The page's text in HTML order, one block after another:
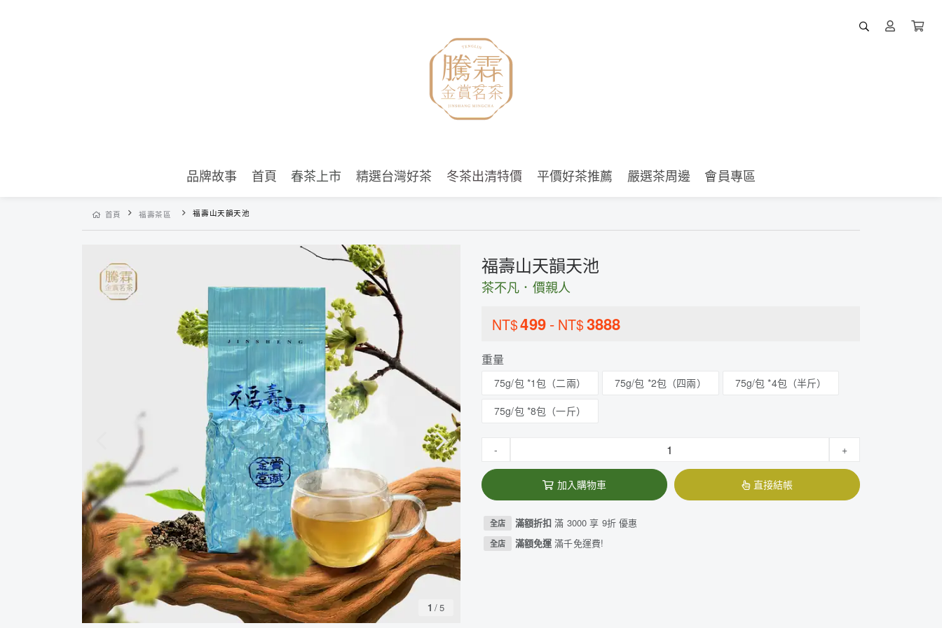
品牌故事 首頁 春茶上市 精選台灣好茶 冬茶出清特價 平價好茶推薦 嚴選茶周邊 會員專區
首頁 福壽茶區 福壽山天韻天池
1 /5
福壽山天韻天池
茶不凡．價親人
NT$499- NT$3888
重量
75g/包 *1包（二兩） 75g/包 *2包（四兩）
75g/包 *4包（半斤）
75g/包 *8包（一斤）
- +
加入購物車 直接結帳
全店 滿額折扣滿 3000 享 9折 優惠
全店 滿額免運滿千免運費!